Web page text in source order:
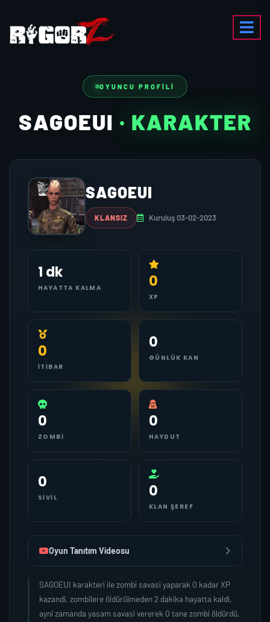
OYUNCU PROFILI
SAGOEUI · KARAKTER
SAGOEUI
KLANSIZ Kuruluş 03-02-2023
1 dk
HAYATTA KALMA 0
XP
0
İTIBAR
0
GÜNLÜK KAN
0
ZOMBI
0
HAYDUT
0
SIVIL 0
KLAN ŞEREF
Oyun Tanıtım Videosu
SAGOEUI karakteri ile zombi savasi yaparak 0 kadar XP
kazandi, zombilere öldürülmeden 2 dakika hayatta kaldi,
ayni zamanda yasam savasi vererek 0 tane zombi öldürdü.